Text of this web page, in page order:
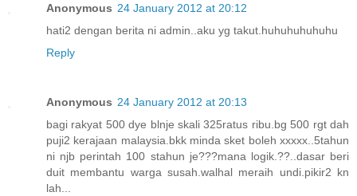
Anonymous 24 January 2012 at 20:12
hati2 dengan berita ni admin..aku yg takut.huhuhuhuhuhu
Reply
Anonymous 24 January 2012 at 20:13
bagi rakyat 500 dye blnje skali 325ratus ribu.bg 500 rgt dah
puji2 kerajaan malaysia.bkk minda sket boleh xxxxx..5tahun
ni njb perintah 100 stahun je???mana logik.??..dasar beri
duit membantu warga susah.walhal meraih undi.pikir2 kn
lah...